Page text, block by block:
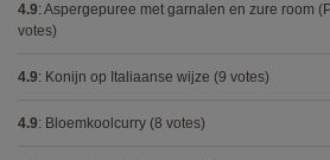
4.9: Aspergepuree met garnalen en zure room
votes)
4.9: Konijn op Italiaanse wijze (9 votes)
4.9: Bloemkoolcurry (8 votes)